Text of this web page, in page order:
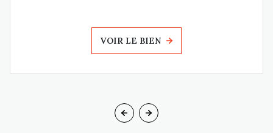
VOIR LE BIEN